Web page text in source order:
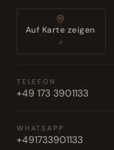
Auf Karte zeigen
↗
TELEFON
+49 173 3901133
WHATSAPP
+491733901133